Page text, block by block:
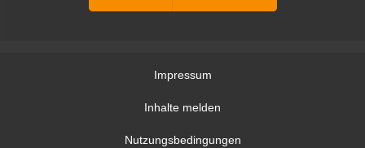
Impressum
Inhalte melden
Nutzungsbedingungen